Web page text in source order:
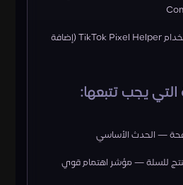
تحقق من التثبيت باستخدام TikTok Pixel Helper (إضافة
التي يجب تتبعها:
— الحدث الأساسي
للسلة — مؤشر اهتمام قوي